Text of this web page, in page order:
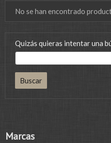
Marcas
No se han encontrado
Quizás quieras intentar una